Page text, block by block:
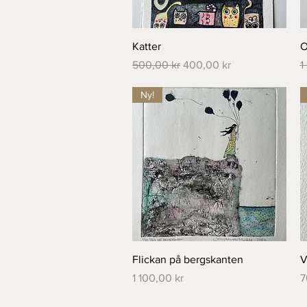
Katter
Ordinarie pris
500,00 kr Reapris
400,00 kr
Snabbvisning
Ny!
Flickan på bergskanten
Pris
1 100,00 kr